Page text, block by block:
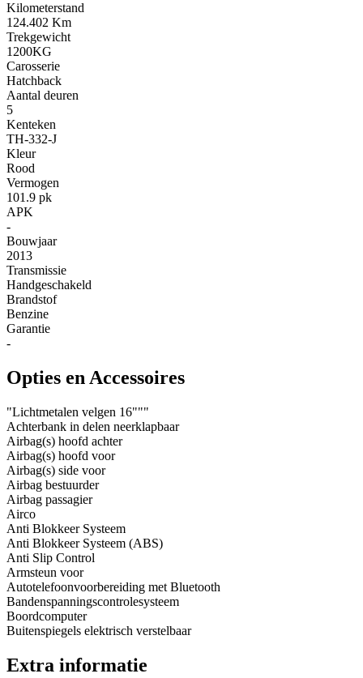
Kilometerstand
124.402 Km
Trekgewicht
1200KG
Carosserie
Hatchback
Aantal deuren
5
Kenteken
TH-332-J
Kleur
Rood
Vermogen
101.9 pk
APK
-
Bouwjaar
2013
Transmissie
Handgeschakeld
Brandstof
Benzine
Garantie
-
Opties en Accessoires
"Lichtmetalen velgen 16"""
Achterbank in delen neerklapbaar
Airbag(s) hoofd achter
Airbag(s) hoofd voor
Airbag(s) side voor
Airbag bestuurder
Airbag passagier
Airco
Anti Blokkeer Systeem
Anti Blokkeer Systeem (ABS)
Anti Slip Control
Armsteun voor
Autotelefoonvoorbereiding met Bluetooth
Bandenspanningscontrolesysteem
Boordcomputer
Buitenspiegels elektrisch verstelbaar
Extra informatie